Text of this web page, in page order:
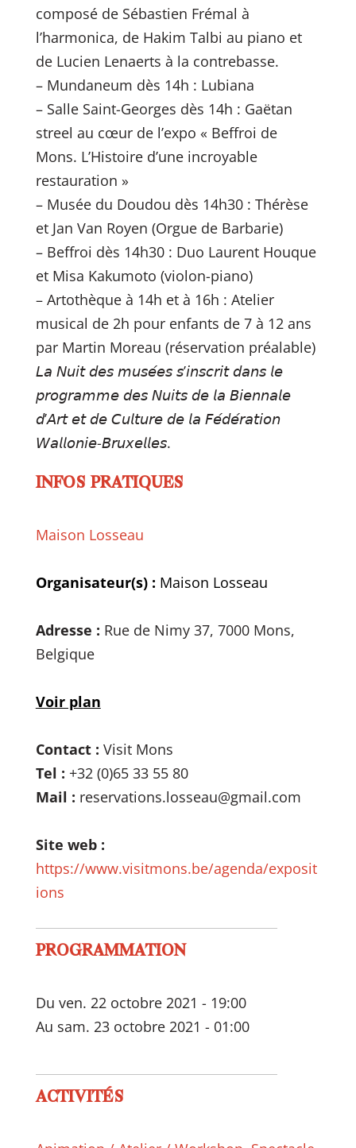
composé de Sébastien Frémal à
l’harmonica, de Hakim Talbi au piano et
de Lucien Lenaerts à la contrebasse.
– Mundaneum dès 14h : Lubiana
– Salle Saint-Georges dès 14h : Gaëtan
streel au cœur de l’expo « Beffroi de
Mons. L’Histoire d’une incroyable
restauration »
– Musée du Doudou dès 14h30 : Thérèse
et Jan Van Royen (Orgue de Barbarie)
– Beffroi dès 14h30 : Duo Laurent Houque
et Misa Kakumoto (violon-piano)
– Artothèque à 14h et à 16h : Atelier
musical de 2h pour enfants de 7 à 12 ans
par Martin Moreau (réservation préalable)
𝘓𝘢 𝘕𝘶𝘪𝘵 𝘥𝘦𝘴 𝘮𝘶𝘴𝘦́𝘦𝘴 𝘴’𝘪𝘯𝘴𝘤𝘳𝘪𝘵 𝘥𝘢𝘯𝘴 𝘭𝘦
𝘱𝘳𝘰𝘨𝘳𝘢𝘮𝘮𝘦 𝘥𝘦𝘴 𝘕𝘶𝘪𝘵𝘴 𝘥𝘦 𝘭𝘢 𝘉𝘪𝘦𝘯𝘯𝘢𝘭𝘦
𝘥’𝘈𝘳𝘵 𝘦𝘵 𝘥𝘦 𝘊𝘶𝘭𝘵𝘶𝘳𝘦 𝘥𝘦 𝘭𝘢 𝘍𝘦́𝘥𝘦́𝘳𝘢𝘵𝘪𝘰𝘯
𝘞𝘢𝘭𝘭𝘰𝘯𝘪𝘦-𝘉𝘳𝘶𝘹𝘦𝘭𝘭𝘦𝘴.
INFOS PRATIQUES
Maison Losseau
Organisateur(s) : Maison Losseau
Adresse : Rue de Nimy 37, 7000 Mons,
Belgique
Voir plan
Contact : Visit Mons
Tel : +32 (0)65 33 55 80
Mail : reservations.losseau@gmail.com
Site web :
https://www.visitmons.be/agenda/exposit
ions
PROGRAMMATION
Du ven. 22 octobre 2021 - 19:00
Au sam. 23 octobre 2021 - 01:00
ACTIVITÉS